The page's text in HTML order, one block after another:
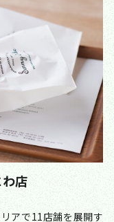
店
アで11店舗を展開す